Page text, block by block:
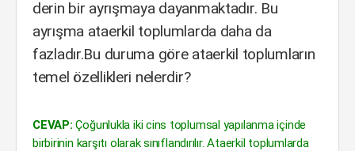
derin bir ayrışmaya dayanmaktadır. Bu
ayrışma ataerkil toplumlarda daha da
fazladır.Bu duruma göre ataerkil toplumların
temel özellikleri nelerdir?
CEVAP: Çoğunlukla iki cins toplumsal yapılanma içinde
birbirinin karşıtı olarak sınıflandırılır. Ataerkil toplumlarda